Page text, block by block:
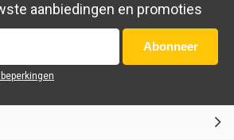
aanbiedingen en promoties
Abonneer